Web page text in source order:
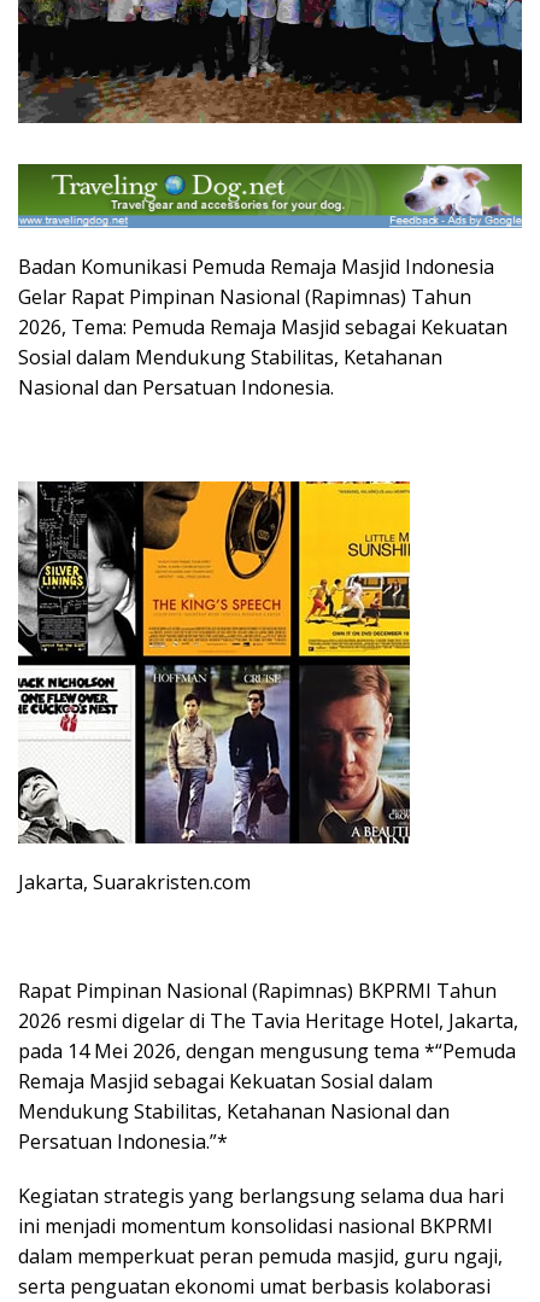
Badan Komunikasi Pemuda Remaja Masjid Indonesia
Gelar Rapat Pimpinan Nasional (Rapimnas) Tahun
2026, Tema: Pemuda Remaja Masjid sebagai Kekuatan
Sosial dalam Mendukung Stabilitas, Ketahanan
Nasional dan Persatuan Indonesia.
Jakarta, Suarakristen.com
Rapat Pimpinan Nasional (Rapimnas) BKPRMI Tahun
2026 resmi digelar di The Tavia Heritage Hotel, Jakarta,
pada 14 Mei 2026, dengan mengusung tema *“Pemuda
Remaja Masjid sebagai Kekuatan Sosial dalam
Mendukung Stabilitas, Ketahanan Nasional dan
Persatuan Indonesia.”*
Kegiatan strategis yang berlangsung selama dua hari
ini menjadi momentum konsolidasi nasional BKPRMI
dalam memperkuat peran pemuda masjid, guru ngaji,
serta penguatan ekonomi umat berbasis kolaborasi